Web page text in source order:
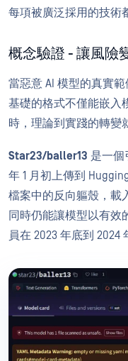
每項被廣泛採用的技術
概念驗證 - 讓風險
當惡意 AI 模型的真實
基礎的格式不僅能嵌入
時，理論到實踐的轉變
Star23/baller13 是一個
年 1 月初上傳到
檔案中的反向軀殼，載
同時仍能讓模型以有效
員在 2023 年底到 2024